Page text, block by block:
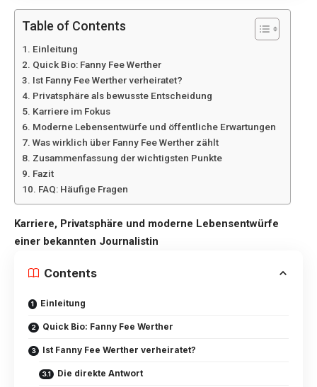
Table of Contents
Einleitung
Quick Bio: Fanny Fee Werther
Ist Fanny Fee Werther verheiratet?
Privatsphäre als bewusste Entscheidung
Karriere im Fokus
Moderne Lebensentwürfe und öffentliche Erwartungen
Was wirklich über Fanny Fee Werther zählt
Zusammenfassung der wichtigsten Punkte
Fazit
FAQ: Häufige Fragen
Karriere, Privatsphäre und moderne Lebensentwürfe
einer bekannten Journalistin
Contents
Einleitung
Quick Bio: Fanny Fee Werther
Ist Fanny Fee Werther verheiratet?
Die direkte Antwort